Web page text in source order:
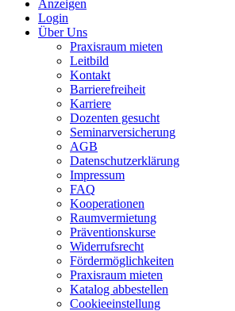
Anzeigen
Login
Über Uns
Praxisraum mieten
Leitbild
Kontakt
Barrierefreiheit
Karriere
Dozenten gesucht
Seminarversicherung
AGB
Datenschutzerklärung
Impressum
FAQ
Kooperationen
Raumvermietung
Präventionskurse
Widerrufsrecht
Fördermöglichkeiten
Praxisraum mieten
Katalog abbestellen
Cookieeinstellung